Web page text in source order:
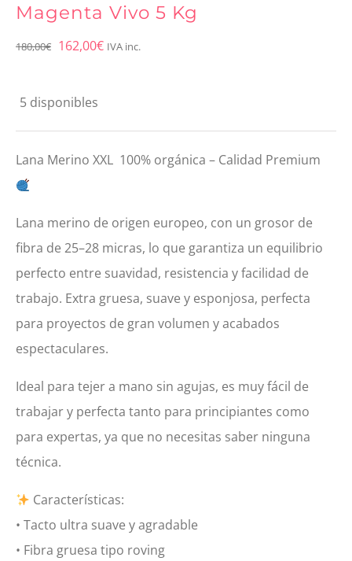
Magenta Vivo 5 Kg
180,00€ El
original
162,00€ElIVA inc.
5 disponibles
Lana Merino XXL 100% orgánica – Calidad Premium
Lana merino de origen europeo, con un grosor de
fibra de 25–28 micras, lo que garantiza un equilibrio
perfecto entre suavidad, resistencia y facilidad de
trabajo. Extra gruesa, suave y esponjosa, perfecta
para proyectos de gran volumen y acabados
espectaculares.
Ideal para tejer a mano sin agujas, es muy fácil de
trabajar y perfecta tanto para principiantes como
para expertas, ya que no necesitas saber ninguna
técnica.
Características:
• Tacto ultra suave y agradable
• Fibra gruesa tipo roving